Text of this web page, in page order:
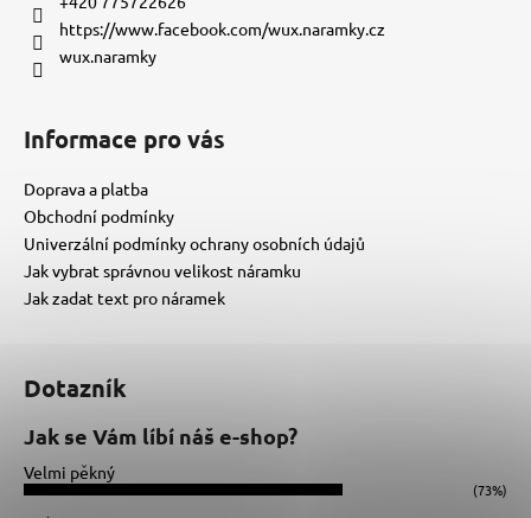
https://www.facebook.com/wux.naramky.cz
wux.naramky
Informace pro vás
Doprava a platba
Obchodní podmínky
Univerzální podmínky ochrany osobních údajů
Jak vybrat správnou velikost náramku
Jak zadat text pro náramek
Dotazník
Jak se Vám líbí náš e-shop?
Velmi pěkný
(73%)